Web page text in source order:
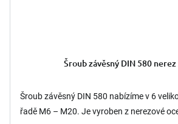
Šroub závěsný DIN 580 nerez
Šroub závěsný DIN 580 nabízíme v 6
řadě M6 – M20. Je vyroben z nerezové